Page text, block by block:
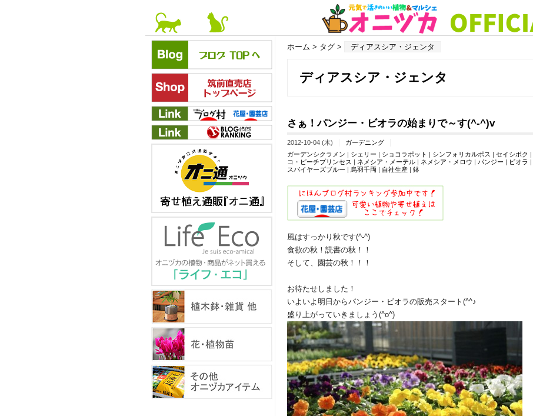
ホーム > タグ > ディアスシア・ジェンタ
ディアスシア・ジェンタ
さぁ！パンジー・ビオラの始まりで～す(^-^)v
2012-10-04 (木)
ガーデニング
ガーデンシクラメン | シェリー | ショコラポット | シンフォリカルポス | セイシボク |
コ・ピーチプリンセス | ネメシア・メーテル | ネメシア・メロウ | パンジー | ビオラ |
スパイヤーズブルー | 烏羽千両 | 自社生産 | 鉢
風はすっかり秋です(^-^)
食欲の秋！読書の秋！！
そして、園芸の秋！！！
お待たせしました！
いよいよ明日からパンジー・ビオラの販売スタート(^^♪
盛り上がっていきましょう(^o^)